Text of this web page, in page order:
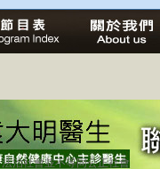
法治社會並不等同公正社會